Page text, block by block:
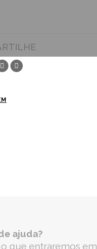
ajuda?
que entraremos em